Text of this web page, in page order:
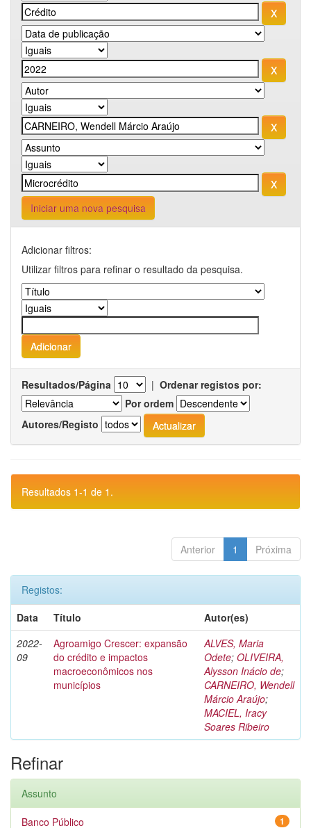
Iniciar uma nova pesquisa
Adicionar filtros:
Utilizar filtros para refinar o resultado da pesquisa.
Resultados/Página | Ordenar registos por:
Por ordem
Autores/Registo
Resultados 1-1 de 1.
Anterior 1 Próxima
Registos:
Data
Título
Autor(es)
2022-
09
Agroamigo Crescer: expansão
do crédito e impactos
macroeconômicos nos
municípios
ALVES, Maria
Odete; OLIVEIRA,
Alysson Inácio de;
CARNEIRO, Wendell
Márcio Araújo;
MACIEL, Iracy
Soares Ribeiro
Refinar
Assunto
1
Banco Público